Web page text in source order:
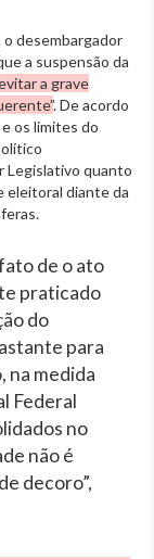
o desembargador
a suspensão da
a grave
. De acordo
os limites do
Legislativo quanto
eleitoral diante da
de o ato
praticado
do
para
na medida
Federal
no
não é
decoro”,